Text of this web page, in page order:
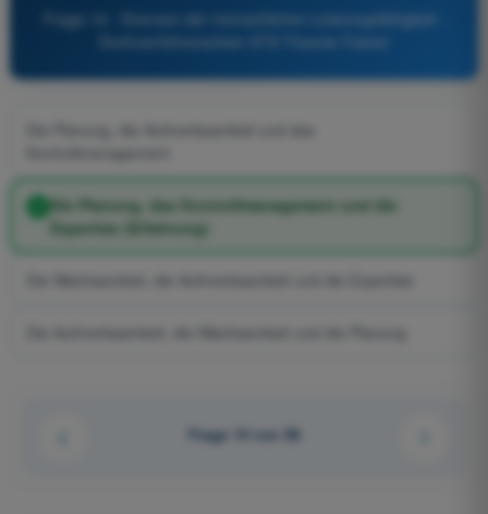
Frage 14 - Grenzen der menschlichen Leistungsfähigkeit -
Die Planung, das Kontrollmanagement und die
Expertise (Erfahrung)
Frage 14 von 58